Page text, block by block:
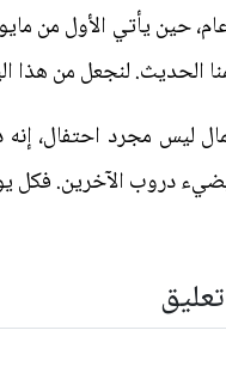
حين يأتي الأول من
الحديث. لنجعل من هذا
ليس مجرد احتفال،
دروب الآخرين. فكل